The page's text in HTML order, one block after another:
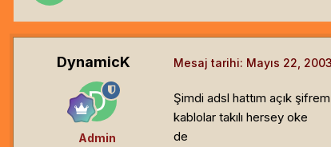
DynamicK
Admin
Mesaj tarihi: Mayıs 22, 2003
Şimdi adsl hattım açık
kablolar takılı hersey oke
de